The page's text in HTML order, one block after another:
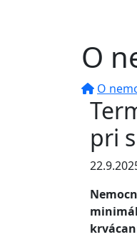
O
O
pri